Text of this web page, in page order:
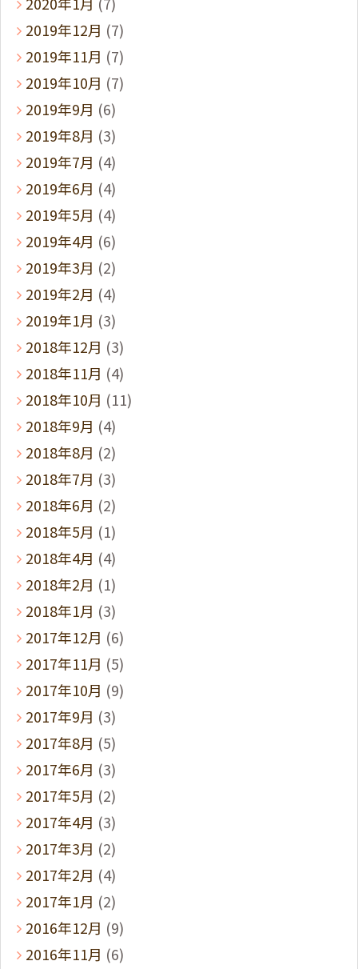
2019年12月 (7)
2019年11月 (7)
2019年10月 (7)
2019年9月 (6)
2019年8月 (3)
2019年7月 (4)
2019年6月 (4)
2019年5月 (4)
2019年4月 (6)
2019年3月 (2)
2019年2月 (4)
2019年1月 (3)
2018年12月 (3)
2018年11月 (4)
2018年10月 (11)
2018年9月 (4)
2018年8月 (2)
2018年7月 (3)
2018年6月 (2)
2018年5月 (1)
2018年4月 (4)
2018年2月 (1)
2018年1月 (3)
2017年12月 (6)
2017年11月 (5)
2017年10月 (9)
2017年9月 (3)
2017年8月 (5)
2017年6月 (3)
2017年5月 (2)
2017年4月 (3)
2017年3月 (2)
2017年2月 (4)
2017年1月 (2)
2016年12月 (9)
2016年11月 (6)